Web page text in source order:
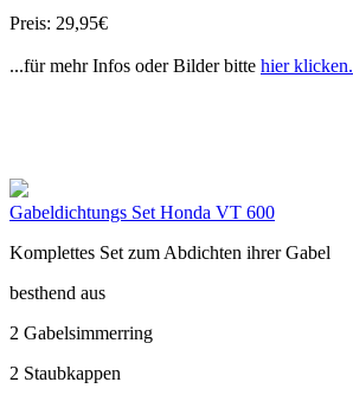
Preis: 29,95€
...für mehr Infos oder Bilder bitte hier klicken.
Gabeldichtungs Set Honda VT 600
Komplettes Set zum Abdichten ihrer Gabel
besthend aus
2 Gabelsimmerring
2 Staubkappen